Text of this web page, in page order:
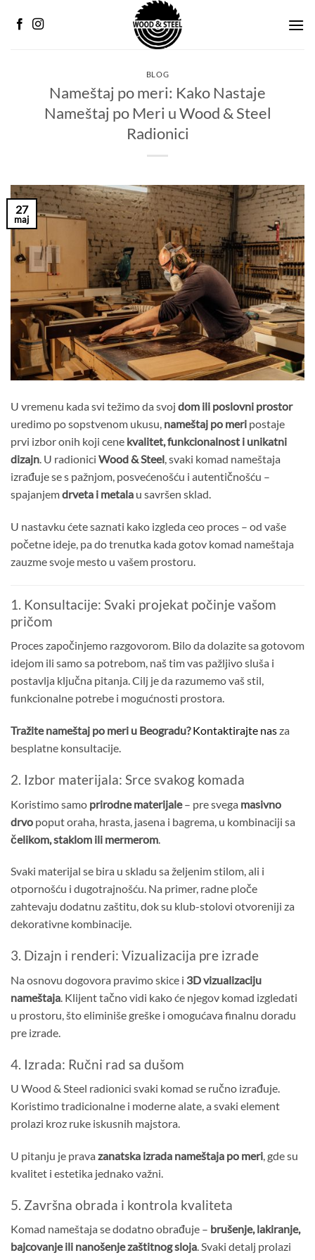
BLOG
Nameštaj po meri: Kako Nastaje
Nameštaj po Meri u Wood & Steel
Radionici
27
maj
U vremenu kada svi težimo da svoj dom ili poslovni prostor
uredimo po sopstvenom ukusu, nameštaj po meri postaje
prvi izbor onih koji cene kvalitet, funkcionalnost i unikatni
dizajn. U radionici Wood & Steel, svaki komad nameštaja
izrađuje se s pažnjom, posvećenošću i autentičnošću –
spajanjemdrveta i metala u savršen sklad.
U nastavku ćete saznati kako izgleda ceo proces – od vaše
početne ideje, pa do trenutka kada gotov komad nameštaja
zauzme svoje mesto u vašem prostoru.
1. Konsultacije: Svaki projekat počinje vašom
pričom
Proces započinjemo razgovorom. Bilo da dolazite sa gotovom
idejom ili samo sa potrebom, naš tim vas pažljivo sluša i
postavlja ključna pitanja. Cilj je da razumemo vaš stil,
funkcionalne potrebe i mogućnosti prostora.
Tražite nameštaj po meri u Beogradu? Kontaktirajte nasza
besplatne konsultacije.
2. Izbor materijala: Srce svakog komada
Koristimo samo prirodne materijale– pre svega masivno
drvo poput oraha, hrasta, jasena i bagrema, u kombinaciji sa
čelikom, staklom ili mermerom
Svaki materijal se bira u skladu sa željenim stilom, ali i
otpornošću i dugotrajnošću. Na primer, radne ploče
zahtevaju dodatnu zaštitu, dok su klub-stolovi otvoreniji za
dekorativne kombinacije.
3. Dizajn i renderi: Vizualizacija pre izrade
Na osnovu dogovora pravimo skice i 3D vizualizaciju
nameštaja. Klijent tačno vidi kako će njegov komad izgledati
u prostoru, što eliminiše greške i omogućava finalnu doradu
pre izrade.
4. Izrada: Ručni rad sa dušom
U Wood & Steel radionici svaki komad se ručno izrađuje.
Koristimo tradicionalne i moderne alate, a svaki element
prolazi kroz ruke iskusnih majstora.
U pitanju je prava zanatska izrada nameštaja po meri, gde su
kvalitet i estetika jednako važni.
5. Završna obrada i kontrola kvaliteta
Komad nameštaja se dodatno obrađuje – brušenje, lakiranje,
bajcovanje ili nanošenje zaštitnog sloja. Svaki detalj prolazi